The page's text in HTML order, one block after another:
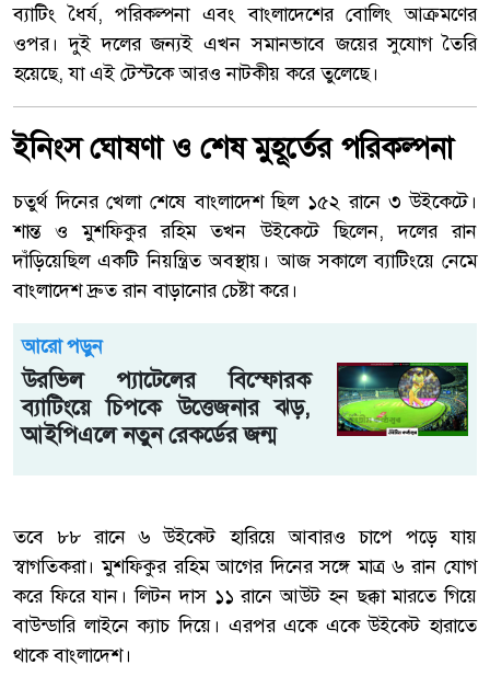
ব্যাটিং ধৈর্য, পরিকল্পনা এবং বাংলাদেশের বোলিং আক্রমণের
ওপর। দুই দলের জন্যই এখন সমানভাবে জয়ের সুযোগ তৈরি
হয়েছে, যা এই টেস্টকে আরও নাটকীয় করে তুলেছে।
ইনিংস ঘোষণা ও শেষ মুহূর্তের পরিকল্পনা
চতুর্থ দিনের খেলা শেষে বাংলাদেশ ছিল ১৫২ রানে ৩ উইকেটে।
শান্ত ও মুশফিকুর রহিম তখন উইকেটে ছিলেন, দলের রান
দাঁড়িয়েছিল একটি নিয়ন্ত্রিত অবস্থায়। আজ সকালে ব্যাটিংয়ে নেমে
বাংলাদেশ দ্রুত রান বাড়ানোর চেষ্টা করে।
আরো পড়ুন
উরভিল প্যাটেলের বিস্ফোরক
ব্যাটিংয়ে চিপকে উত্তেজনার ঝড়,
আইপিএলে নতুন রেকর্ডের জন্ম
তবে ৮৮ রানে ৬ উইকেট হারিয়ে আবারও চাপে পড়ে যায়
স্বাগতিকরা। মুশফিকুর রহিম আগের দিনের সঙ্গে মাত্র ৬ রান যোগ
করে ফিরে যান। লিটন দাস ১১ রানে আউট হন ছক্কা মারতে গিয়ে
বাউন্ডারি লাইনে ক্যাচ দিয়ে। এরপর একে একে উইকেট হারাতে
থাকে বাংলাদেশ।